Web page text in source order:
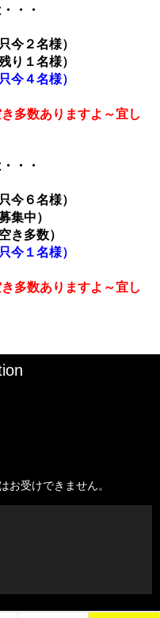
・・
２名様）
名様）
４名様）
多数ありますよ～宜し
・・
６名様）
集中）
多数）
１名様）
多数ありますよ～宜し
お受けできません。